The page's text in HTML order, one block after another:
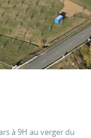
à 9H au verger du